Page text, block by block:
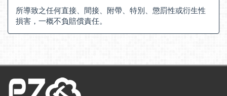
所導致之任何直接、間接、附帶、特別、懲罰性或衍生性
損害，一概不負賠償責任。